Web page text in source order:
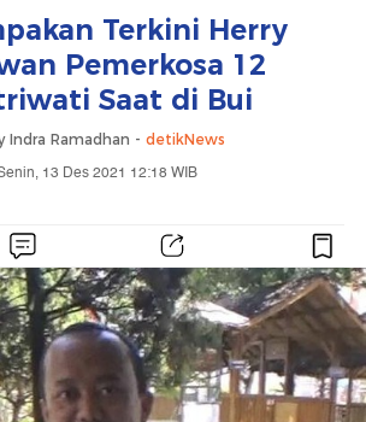
Terkini Herry
Pemerkosa 12
Saat di Bui
Indra Ramadhan - detikNews
13 Des 2021 12:18 WIB